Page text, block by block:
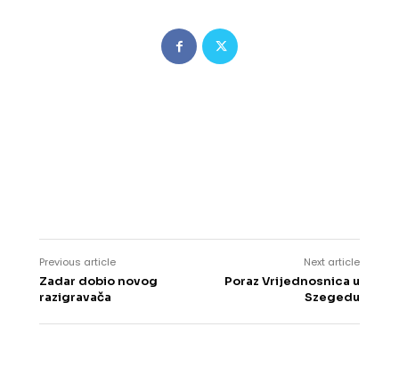
Previous article
Zadar dobio novog
razigravača
Next article
Poraz Vrijednosnica u
Szegedu